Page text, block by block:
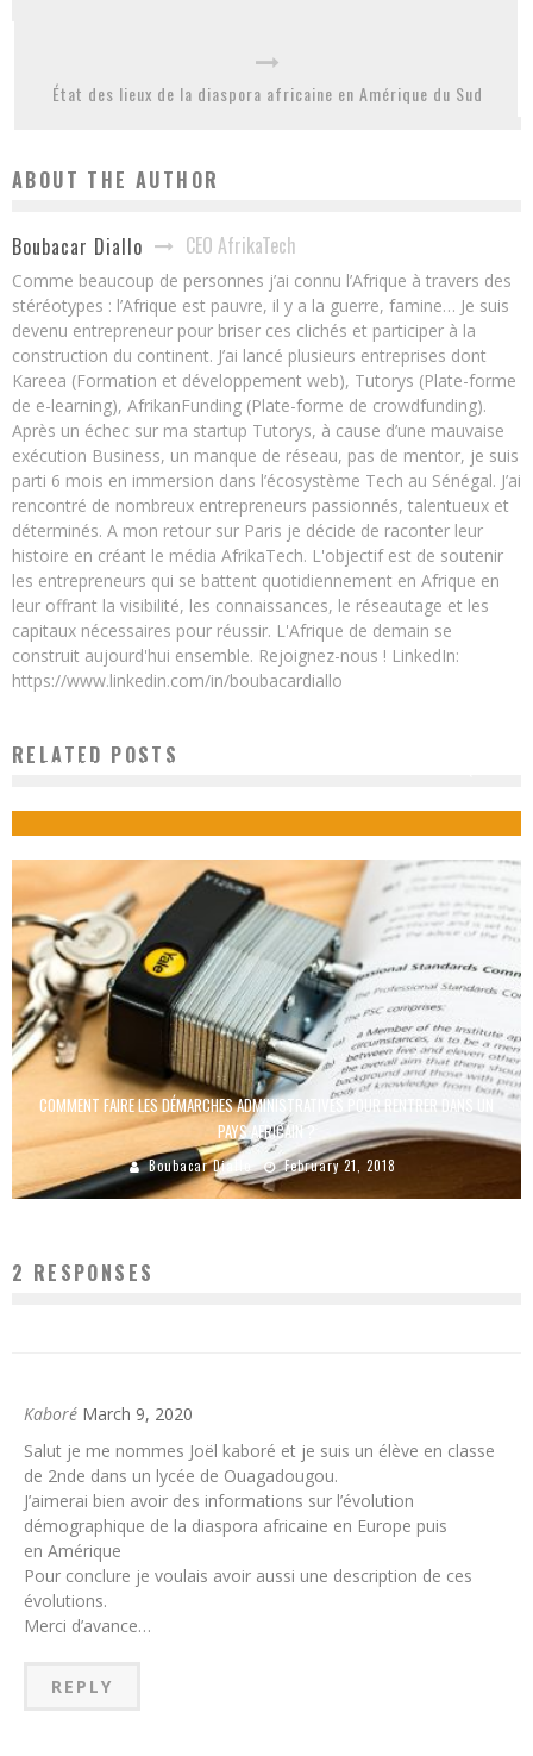
État des lieux de la diaspora africaine en Amérique du Sud
ABOUT THE AUTHOR
Boubacar Diallo CEO AfrikaTech
Comme beaucoup de personnes j’ai connu l’Afrique à travers des
stéréotypes : l’Afrique est pauvre, il y a la guerre, famine… Je suis
devenu entrepreneur pour briser ces clichés et participer à la
construction du continent. J’ai lancé plusieurs entreprises dont
Kareea (Formation et développement web), Tutorys (Plate-forme
de e-learning), AfrikanFunding (Plate-forme de crowdfunding).
Après un échec sur ma startup Tutorys, à cause d’une mauvaise
exécution Business, un manque de réseau, pas de mentor, je suis
parti 6 mois en immersion dans l’écosystème Tech au Sénégal. J’ai
rencontré de nombreux entrepreneurs passionnés, talentueux et
déterminés. A mon retour sur Paris je décide de raconter leur
histoire en créant le média AfrikaTech. L'objectif est de soutenir
les entrepreneurs qui se battent quotidiennement en Afrique en
leur offrant la visibilité, les connaissances, le réseautage et les
capitaux nécessaires pour réussir. L'Afrique de demain se
construit aujourd'hui ensemble. Rejoignez-nous ! LinkedIn:
https://www.linkedin.com/in/boubacardiallo
RELATED POSTS
COMMENT LA DIASPORA PEUT CONTRIBUER AU DÉVELOPPEMENT DE L’AFRIQUE ?
COMMENT FAIRE LES DÉMARCHES ADMINISTRATIVES POUR RENTRER DANS UN
PAYS AFRICAIN ?
Boubacar Diallo February 21, 2018
2 RESPONSES
Kaboré March 9, 2020
Salut je me nommes Joël kaboré et je suis un élève en classe
de 2nde dans un lycée de Ouagadougou.
J’aimerai bien avoir des informations sur l’évolution
démographique de la diaspora africaine en Europe puis
en Amérique
Pour conclure je voulais avoir aussi une description de ces
évolutions.
Merci d’avance…
REPLY